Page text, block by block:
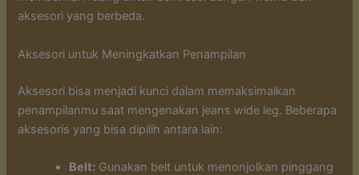
aksesori yang berbeda.
Aksesori untuk Meningkatkan Penampilan
Aksesori bisa menjadi kunci dalam memaksimalkan
penampilanmu saat mengenakan jeans wide leg. Beberapa
aksesoris yang bisa dipilih antara lain:
Belt: Gunakan belt untuk menonjolkan pinggang